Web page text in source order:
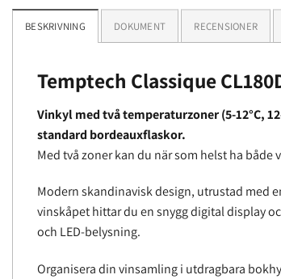
BESKRIVNING DOKUMENT RECENSIONER
Temptech Classique
Vinkyl med två temperaturzoner (5-12°C,
standard bordeauxflaskor.
Med två zoner kan du när som helst ha både
Modern skandinavisk design, utrustad med
vinskåpet hittar du en snygg digital display
och LED-belysning.
Organisera din vinsamling i utdragbara